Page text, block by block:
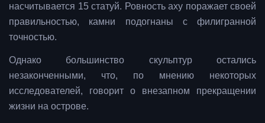
насчитывается 15 статуй. Ровность аху поражает своей
правильностью, камни подогнаны с филигранной
точностью.
Однако большинство скульптур остались
незаконченными, что, по мнению некоторых
исследователей, говорит о внезапном прекращении
жизни на острове.